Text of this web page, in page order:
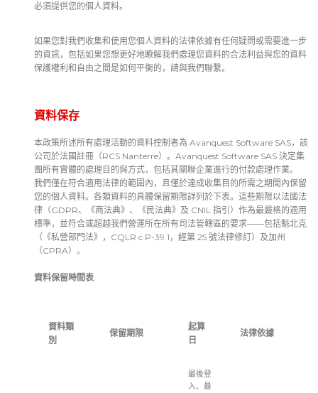
必須提供您的個人資料。
如果您對我們收集和使用您個人資料的法律依據有任何疑問或需要進一步
的資訊，包括如果您想更好地瞭解我們處理您資料的合法利益與您的資料
保護權利和自由之間是如何平衡的，請與我們聯繫。
資料保存
本政策所述所有處理活動的資料控制者為 Avanquest Software SAS，該
公司於法國註冊（RCS Nanterre）。Avanquest Software SAS 決定集
團所有實體的處理目的與方式，包括其關聯企業進行的付款處理作業。
我們僅在符合適用法律的範圍內，且僅於達成收集目的所需之期間內保留
您的個人資料。各類資料的具體保留期限詳列於下表。這些期限以法國法
律（GDPR、《商法典》、《民法典》及 CNIL 指引）作為最嚴格的適用
標準，並符合或超越我們營運所在所有司法管轄區的要求——包括魁北克
（《私營部門法》，CQLR c P-39.1，經第 25 號法律修訂）及加州
（CPRA）。
資料保留時間表
資料類
別
保留期限
起算
日
法律依據
最後登
入、最